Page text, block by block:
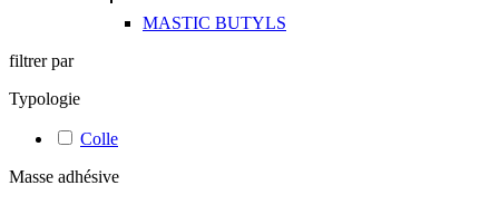
MASTIC BUTYLS
filtrer par
Typologie
Colle
Masse adhésive